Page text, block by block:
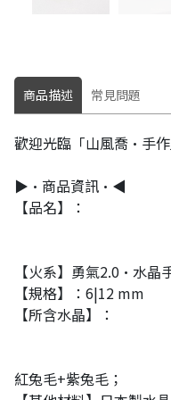
商品描述 常見問題
歡迎光臨「山風喬·手
▶•商品資訊•◀
【品名】：
【火系】勇氣2.0·水晶
【規格】：6|12 mm
【所含水晶】：
紅兔毛+紫兔毛；